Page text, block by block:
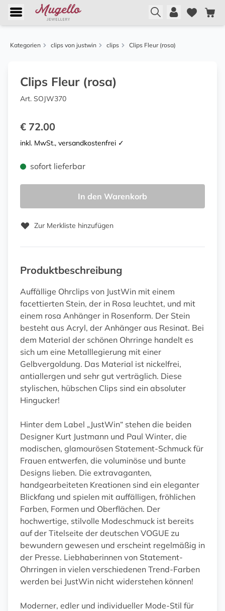
Kategorien clips von justwin clips Clips Fleur (rosa)
Clips Fleur (rosa)
Art. SOJW370
€ 72.00
inkl. MwSt., versandkostenfrei ✓
sofort lieferbar
In den Warenkorb
Zur Merkliste hinzufügen
Produktbeschreibung
Auffällige Ohrclips von JustWin mit einem
facettierten Stein, der in Rosa leuchtet, und mit
einem rosa Anhänger in Rosenform. Der Stein
besteht aus Acryl, der Anhänger aus Resinat. Bei
dem Material der schönen Ohrringe handelt es
sich um eine Metalllegierung mit einer
Gelbvergoldung. Das Material ist nickelfrei,
antiallergen und sehr gut verträglich. Diese
stylischen, hübschen Clips sind ein absoluter
Hingucker!
Hinter dem Label „JustWin“ stehen die beiden
Designer Kurt Justmann und Paul Winter, die
modischen, glamourösen Statement-Schmuck für
Frauen entwerfen, die voluminöse und bunte
Designs lieben. Die extravaganten,
handgearbeiteten Kreationen sind ein eleganter
Blickfang und spielen mit auffälligen, fröhlichen
Farben, Formen und Oberflächen. Der
hochwertige, stilvolle Modeschmuck ist bereits
auf der Titelseite der deutschen VOGUE zu
bewundern gewesen und erscheint regelmäßig in
der Presse. Liebhaberinnen von Statement-
Ohrringen in vielen verschiedenen Trend-Farben
werden bei JustWin nicht widerstehen können!
Moderner, edler und individueller Mode-Stil für